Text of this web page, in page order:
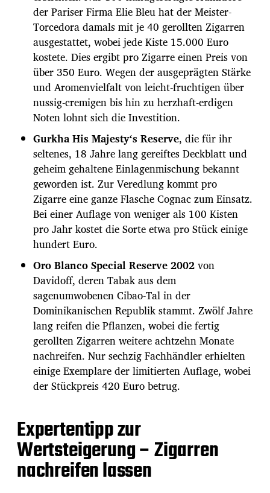
der Pariser Firma Elie Bleu hat der Meister-
Torcedora damals mit je 40 gerollten Zigarren
ausgestattet, wobei jede Kiste 15.000 Euro
kostete. Dies ergibt pro Zigarre einen Preis von
über 350 Euro. Wegen der ausgeprägten Stärke
und Aromenvielfalt von leicht-fruchtigen über
nussig-cremigen bis hin zu herzhaft-erdigen
Noten lohnt sich die Investition.
Gurkha His Majesty‘s Reserve, die für ihr
seltenes, 18 Jahre lang gereiftes Deckblatt und
geheim gehaltene Einlagenmischung bekannt
geworden ist. Zur Veredlung kommt pro
Zigarre eine ganze Flasche Cognac zum Einsatz.
Bei einer Auflage von weniger als 100 Kisten
pro Jahr kostet die Sorte etwa pro Stück einige
hundert Euro.
Oro Blanco Special Reserve 2002von
Davidoff, deren Tabak aus dem
sagenumwobenen Cibao-Tal in der
Dominikanischen Republik stammt. Zwölf Jahre
lang reifen die Pflanzen, wobei die fertig
gerollten Zigarren weitere achtzehn Monate
nachreifen. Nur sechzig Fachhändler erhielten
einige Exemplare der limitierten Auflage, wobei
der Stückpreis 420 Euro betrug.
Expertentipp zur
Wertsteigerung – Zigarren
nachreifen lassen